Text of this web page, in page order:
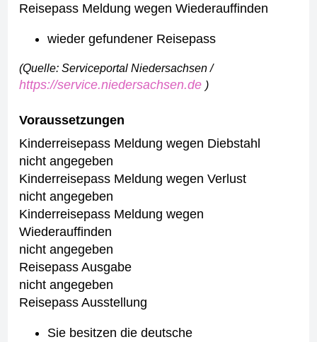
Reisepass Meldung wegen Wiederauffinden
wieder gefundener Reisepass
(Quelle: Serviceportal Niedersachsen /
https://service.niedersachsen.de )
Voraussetzungen
Kinderreisepass Meldung wegen Diebstahl
nicht angegeben
Kinderreisepass Meldung wegen Verlust
nicht angegeben
Kinderreisepass Meldung wegen
Wiederauffinden
nicht angegeben
Reisepass Ausgabe
nicht angegeben
Reisepass Ausstellung
Sie besitzen die deutsche